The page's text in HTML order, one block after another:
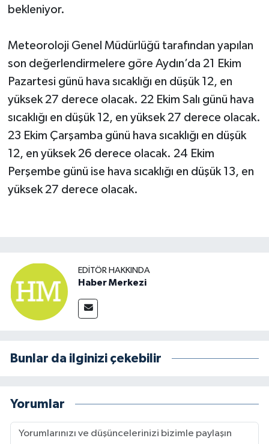
bekleniyor.
Meteoroloji Genel Müdürlüğü tarafından yapılan
son değerlendirmelere göre Aydın’da 21 Ekim
Pazartesi günü hava sıcaklığı en düşük 12, en
yüksek 27 derece olacak. 22 Ekim Salı günü hava
sıcaklığı en düşük 12, en yüksek 27 derece olacak.
23 Ekim Çarşamba günü hava sıcaklığı en düşük
12, en yüksek 26 derece olacak. 24 Ekim
Perşembe günü ise hava sıcaklığı en düşük 13, en
yüksek 27 derece olacak.
EDITÖR HAKKINDA
Haber Merkezi
Bunlar da ilginizi çekebilir
Yorumlar